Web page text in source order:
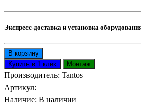
Экспресс-доставка и установка
Производитель: Tantos
Артикул:
Наличие: В наличии